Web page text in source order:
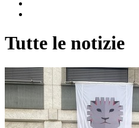
Tutte le notizie